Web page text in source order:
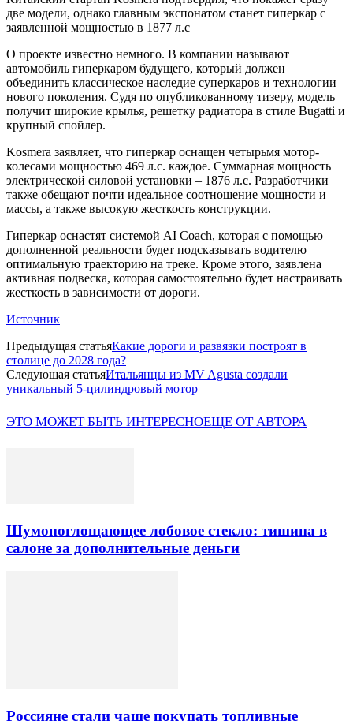
две модели, однако главным экспонатом станет гиперкар с
заявленной мощностью в 1877 л.с
О проекте известно немного. В компании называют
автомобиль гиперкаром будущего, который должен
объединить классическое наследие суперкаров и технологии
нового поколения. Судя по опубликованному тизеру, модель
получит широкие крылья, решетку радиатора в стиле Bugatti и
крупный спойлер.
Kosmera заявляет, что гиперкар оснащен четырьмя мотор-
колесами мощностью 469 л.с. каждое. Суммарная мощность
электрической силовой установки – 1876 л.с. Разработчики
также обещают почти идеальное соотношение мощности и
массы, а также высокую жесткость конструкции.
Гиперкар оснастят системой AI Coach, которая с помощью
дополненной реальности будет подсказывать водителю
оптимальную траекторию на треке. Кроме этого, заявлена
активная подвеска, которая самостоятельно будет настраивать
жесткость в зависимости от дороги.
Источник
Предыдущая статьяКакие дороги и развязки построят в
столице до 2028 года?
Следующая статьяИтальянцы из MV Agusta создали
уникальный 5-цилиндровый мотор
ЭТО МОЖЕТ БЫТЬ ИНТЕРЕСНОЕЩЕ ОТ АВТОРА
Шумопоглощающее лобовое стекло: тишина в
салоне за дополнительные деньги
Россияне стали чаще покупать топливные